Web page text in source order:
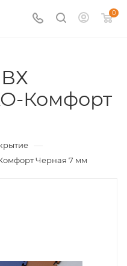
0
Комфорт
—
Черная 7 мм